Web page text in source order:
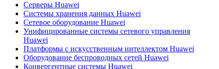
Серверы Huawei
Системы хранения данных Huawei
Сетевое оборудование Huawei
Унифицированные системы сетевого управления
Huawei
Платформы с искусственным интеллектом Huawei
Оборудование беспроводных сетей Huawei
Конвергентные системы Huawei